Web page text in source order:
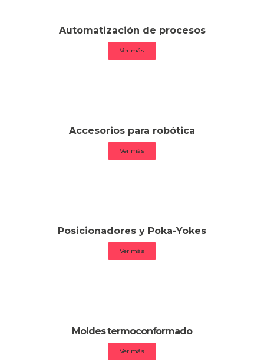
Automatización de procesos
Ver más
Accesorios para robótica
Ver más
Posicionadores y Poka-Yokes
Ver más
Moldes termoconformado
Ver más